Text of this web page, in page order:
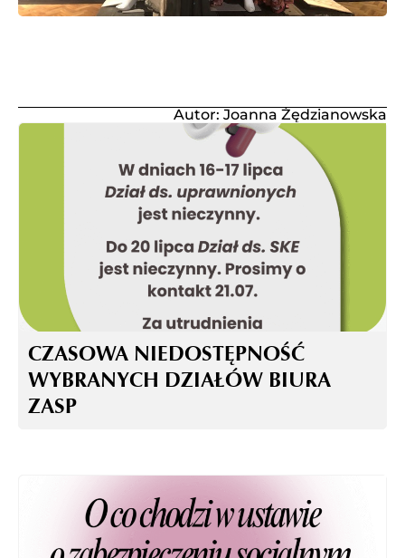
Autor: Joanna Żędzianowska
CZASOWA NIEDOSTĘPNOŚĆ
WYBRANYCH DZIAŁÓW BIURA
ZASP